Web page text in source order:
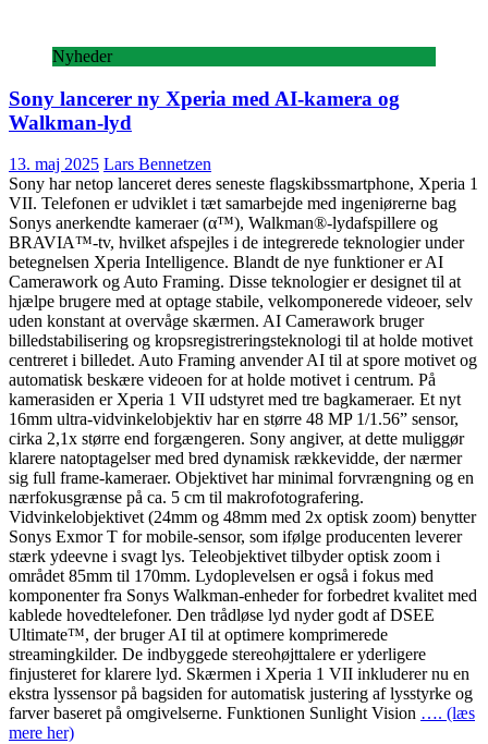
Nyheder
Sony lancerer ny Xperia med AI-kamera og
Walkman-lyd
13. maj 2025 Lars Bennetzen
Sony har netop lanceret deres seneste flagskibssmartphone, Xperia 1
VII. Telefonen er udviklet i tæt samarbejde med ingeniørerne bag
Sonys anerkendte kameraer (α™), Walkman®-lydafspillere og
BRAVIA™-tv, hvilket afspejles i de integrerede teknologier under
betegnelsen Xperia Intelligence. Blandt de nye funktioner er AI
Camerawork og Auto Framing. Disse teknologier er designet til at
hjælpe brugere med at optage stabile, velkomponerede videoer, selv
uden konstant at overvåge skærmen. AI Camerawork bruger
billedstabilisering og kropsregistreringsteknologi til at holde motivet
centreret i billedet. Auto Framing anvender AI til at spore motivet og
automatisk beskære videoen for at holde motivet i centrum. På
kamerasiden er Xperia 1 VII udstyret med tre bagkameraer. Et nyt
16mm ultra-vidvinkelobjektiv har en større 48 MP 1/1.56” sensor,
cirka 2,1x større end forgængeren. Sony angiver, at dette muliggør
klarere natoptagelser med bred dynamisk rækkevidde, der nærmer
sig full frame-kameraer. Objektivet har minimal forvrængning og en
nærfokusgrænse på ca. 5 cm til makrofotografering.
Vidvinkelobjektivet (24mm og 48mm med 2x optisk zoom) benytter
Sonys Exmor T for mobile-sensor, som ifølge producenten leverer
stærk ydeevne i svagt lys. Teleobjektivet tilbyder optisk zoom i
området 85mm til 170mm. Lydoplevelsen er også i fokus med
komponenter fra Sonys Walkman-enheder for forbedret kvalitet med
kablede hovedtelefoner. Den trådløse lyd nyder godt af DSEE
Ultimate™, der bruger AI til at optimere komprimerede
streamingkilder. De indbyggede stereohøjttalere er yderligere
finjusteret for klarere lyd. Skærmen i Xperia 1 VII inkluderer nu en
ekstra lyssensor på bagsiden for automatisk justering af lysstyrke og
farver baseret på omgivelserne. Funktionen Sunlight Vision …. (læs
mere her)